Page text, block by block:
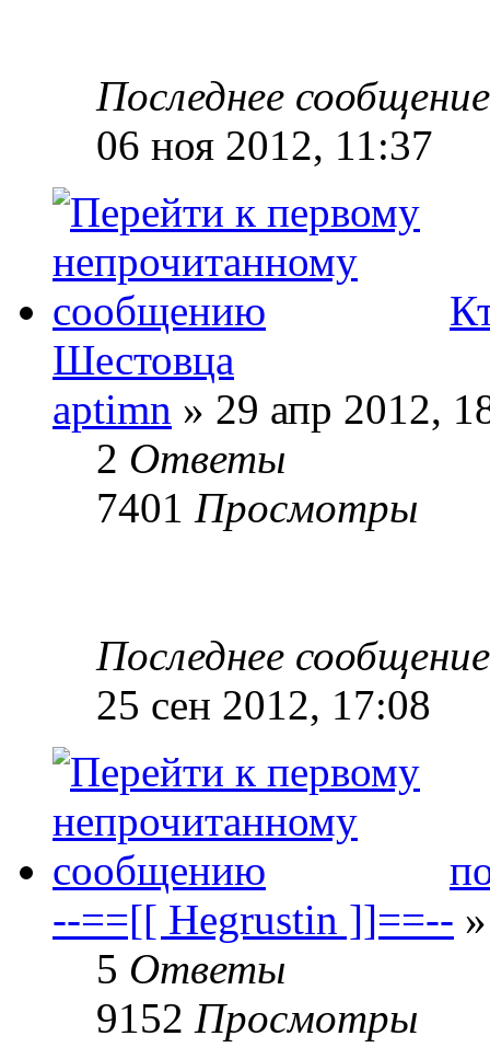
Последнее
06 ноя 2012, 11:37
Шестовца
aptimn » 29 апр 2012,
2 Ответы
7401 Просмотры
Последнее
25 сен 2012, 17:08
--==[[ Hegrustin ]]==--
5 Ответы
9152 Просмотры